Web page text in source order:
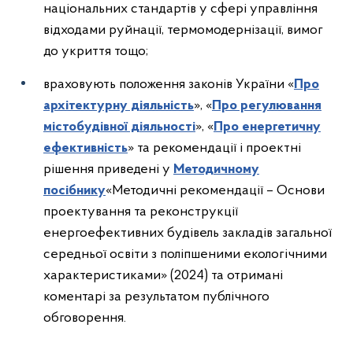
національних стандартів у сфері управління
відходами руйнації, термомодернізації, вимог
до укриття тощо;
враховують положення законів України «Про
архітектурну діяльність», «Про регулювання
містобудівної діяльності», «Про енергетичну
ефективність» та рекомендації і проектні
рішення приведені у Методичному
посібнику«Методичні рекомендації – Основи
проектування та реконструкції
енергоефективних будівель закладів загальної
середньої освіти з поліпшеними екологічними
характеристиками» (2024) та отримані
коментарі за результатом публічного
обговорення.